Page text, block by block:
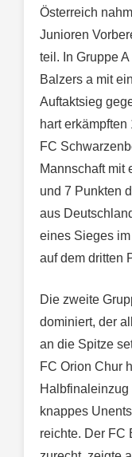
Österreich
Junioren
teil. In Gruppe
Balzers a mit
Auftaktsieg
hart
FC
Mannschaft mit
und 7 Punkten
aus
eines Sieges
auf dem dritten
Die zweite
dominiert, der
an die Spitze
FC Orion Chur
knappes
reichte. Der FC